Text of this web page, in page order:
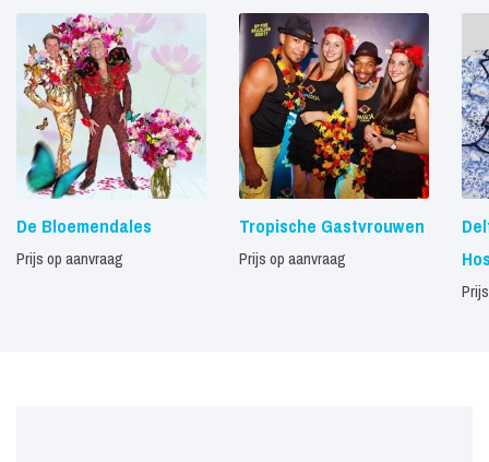
De Bloemendales
Prijs op aanvraag
Tropische Gastvrouwen
Prijs op aanvraag